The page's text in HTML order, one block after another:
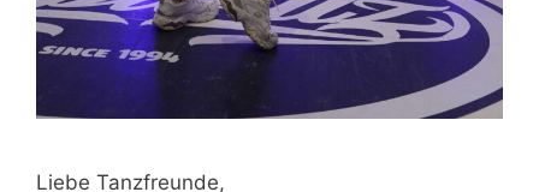
Liebe Tanzfreunde,